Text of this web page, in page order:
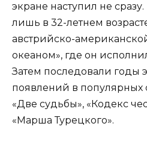
экране наступил не
лишь в 32-летнем
австрийско-
океаном», где он
Затем последовали годы
появлений в популярных
«Две судьбы», «Кодекс
«Марша Турецкого».